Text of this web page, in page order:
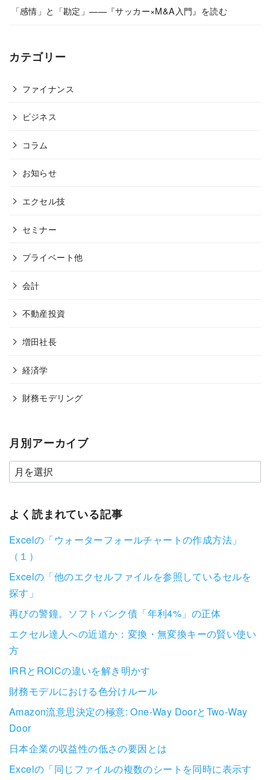
「感情」と「勘定」——『サッカー×M&A入門』を読む
カテゴリー
ファイナンス
ビジネス
コラム
お知らせ
エクセル技
セミナー
プライベート他
会計
不動産投資
増田社長
経済学
財務モデリング
月別アーカイブ
よく読まれている記事
Excelの「ウォーターフォールチャートの作成方法」
（１）
Excelの「他のエクセルファイルを参照しているセルを
探す」
再びの警鐘。ソフトバンク債「年利4%」の正体
エクセル達人への近道か：変換・無変換キーの賢い使い
方
IRRとROICの違いを解き明かす
財務モデルにおける色分けルール
Amazon流意思決定の極意: One-Way DoorとTwo-Way
Door
日本企業の収益性の低さの要因とは
Excelの「同じファイルの複数のシートを同時に表示す